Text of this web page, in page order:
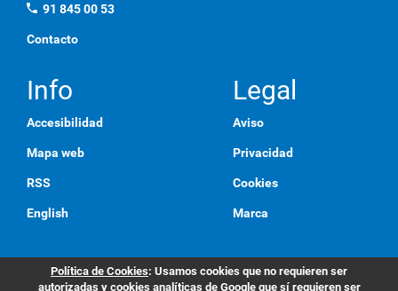
phone 91 845 00 53
Contacto
Info
Accesibilidad
Mapa web
RSS
English
Legal
Aviso
Privacidad
Cookies
Marca
Política de Cookies: Usamos cookies que no requieren ser
autorizadas y cookies analíticas de Google que sí requieren ser